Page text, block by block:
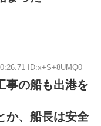
ID:x+S+8UMQ0
事の船も出港を
か、船長は安全